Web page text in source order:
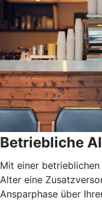
Betriebliche
Mit einer
Alter eine
Ansparphase über